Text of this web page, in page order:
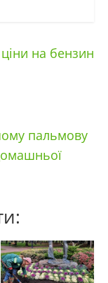
на бензин
пальмову